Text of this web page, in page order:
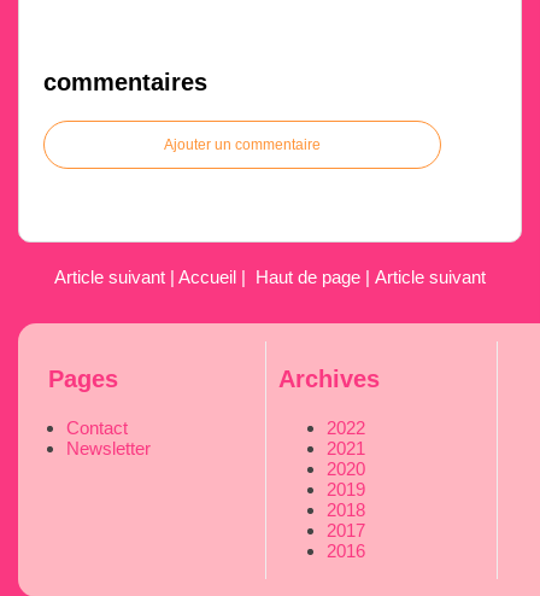
commentaires
Ajouter un commentaire
Article suivant | Accueil | Haut de page | Article suivant
Pages
Contact
Newsletter
Archives
2022
2021
2020
2019
2018
2017
2016